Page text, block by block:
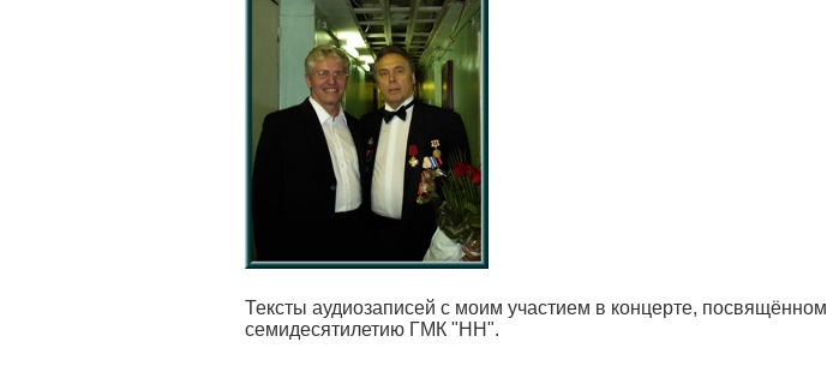
Тексты аудиозаписей с моим участием в концерте, посвящённом
семидесятилетию ГМК "НН".